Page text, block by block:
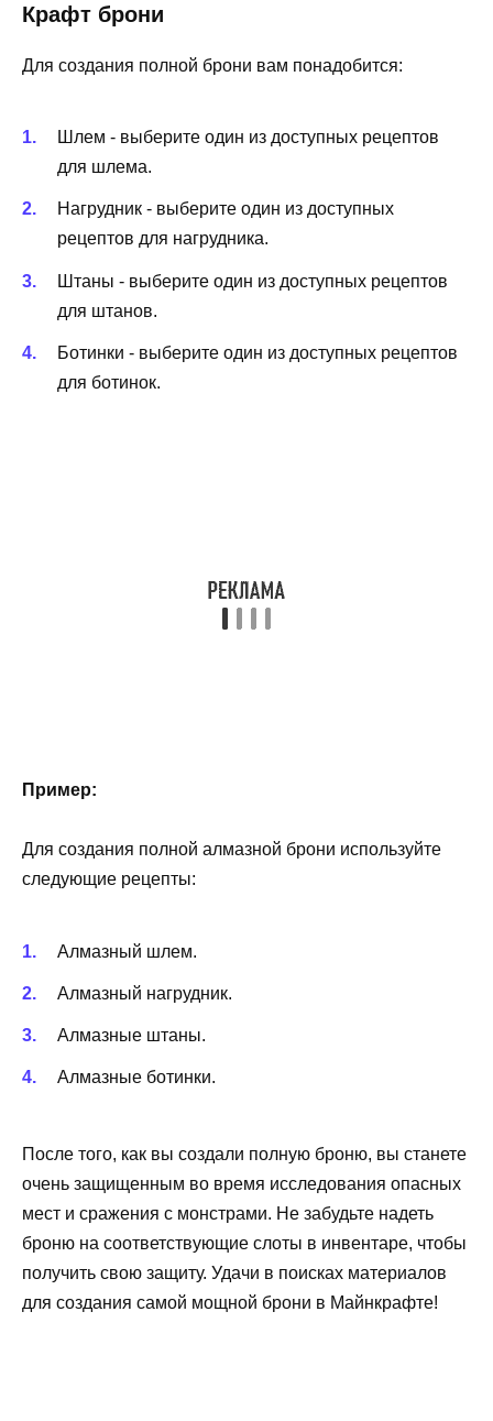
Крафт брони
Для создания полной брони вам понадобится:
Шлем - выберите один из доступных рецептов
для шлема.
Нагрудник - выберите один из доступных
рецептов для нагрудника.
Штаны - выберите один из доступных рецептов
для штанов.
Ботинки - выберите один из доступных рецептов
для ботинок.
Пример:
Для создания полной алмазной брони используйте
следующие рецепты:
Алмазный шлем.
Алмазный нагрудник.
Алмазные штаны.
Алмазные ботинки.
После того, как вы создали полную броню, вы станете
очень защищенным во время исследования опасных
мест и сражения с монстрами. Не забудьте надеть
броню на соответствующие слоты в инвентаре, чтобы
получить свою защиту. Удачи в поисках материалов
для создания самой мощной брони в Майнкрафте!